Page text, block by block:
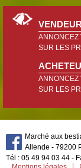
ANNONCEZ
SUR LES
ANNONCEZ
SUR LES
Marché aux
Allende - 79200
Tél : 05 49 94 03 44 -